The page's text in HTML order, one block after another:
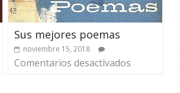
Sus mejores poemas
noviembre 15, 2018
Comentarios desactivados